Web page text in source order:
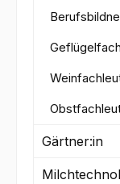
Gärtner:in